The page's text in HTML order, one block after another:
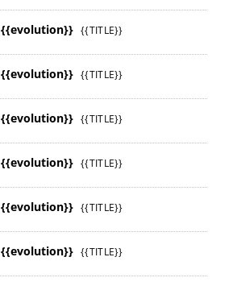
{{evolution}} {{TITLE}}
{{evolution}} {{TITLE}}
{{evolution}} {{TITLE}}
{{evolution}} {{TITLE}}
{{evolution}} {{TITLE}}
{{evolution}} {{TITLE}}